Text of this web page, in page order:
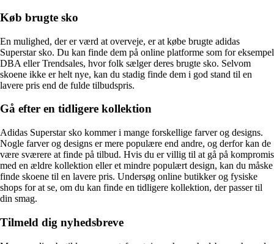
Køb brugte sko
En mulighed, der er værd at overveje, er at købe brugte adidas
Superstar sko. Du kan finde dem på online platforme som for eksempel
DBA eller Trendsales, hvor folk sælger deres brugte sko. Selvom
skoene ikke er helt nye, kan du stadig finde dem i god stand til en
lavere pris end de fulde tilbudspris.
Gå efter en tidligere kollektion
Adidas Superstar sko kommer i mange forskellige farver og designs.
Nogle farver og designs er mere populære end andre, og derfor kan de
være sværere at finde på tilbud. Hvis du er villig til at gå på kompromis
med en ældre kollektion eller et mindre populært design, kan du måske
finde skoene til en lavere pris. Undersøg online butikker og fysiske
shops for at se, om du kan finde en tidligere kollektion, der passer til
din smag.
Tilmeld dig nyhedsbreve